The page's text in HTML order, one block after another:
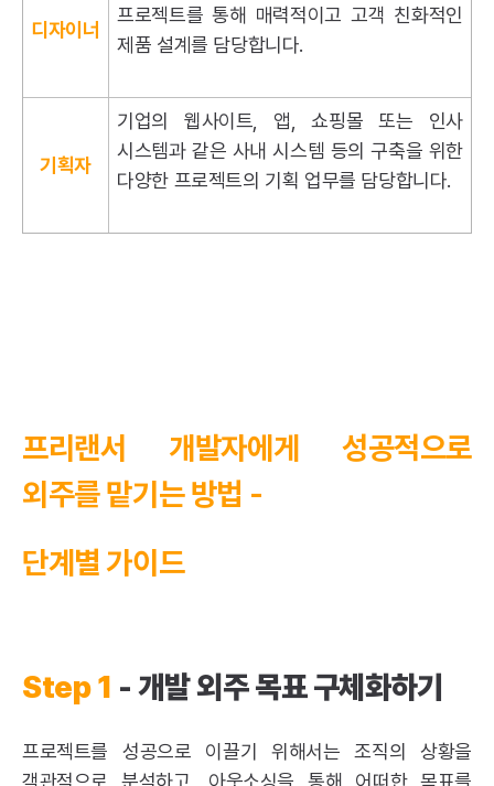
디자이너
프로젝트를 통해 매력적이고 고객 친화적인
제품 설계를 담당합니다.
기획자
기업의 웹사이트, 앱, 쇼핑몰 또는 인사
시스템과 같은 사내 시스템 등의 구축을 위한
다양한 프로젝트의 기획 업무를 담당합니다.
프리랜서 개발자에게 성공적으로
외주를 맡기는 방법 -
단계별 가이드
Step 1 - 개발 외주 목표 구체화하기
프로젝트를 성공으로 이끌기 위해서는 조직의 상황을